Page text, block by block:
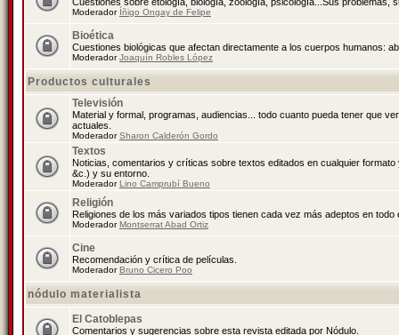
Moderador Íñigo Ongay de Felipe
Bioética
Cuestiones biológicas que afectan directamente a los cuerpos humanos:
ModeradorJoaquín Robles López
Productos culturales
Televisión
Material y formal, programas, audiencias... todo cuanto pueda tener que
actuales.
ModeradorSharon Calderón Gordo
Textos
Noticias, comentarios y críticas sobre textos editados en cualquier
&c.) y su entorno.
ModeradorLino Camprubí Bueno
Religión
Religiones de los más variados tipos tienen cada vez más adeptos en todo
ModeradorMontserrat Abad Ortiz
Cine
Recomendación y crítica de películas.
ModeradorBruno Cicero Poo
nódulo materialista
El Catoblepas
Comentarios y sugerencias sobre esta revista editada por Nódulo.